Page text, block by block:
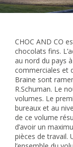
CHOC AND CO
chocolats fins.
au nord du pays
commerciales et
Braine sont
R.Schuman. Le
volumes. Le
bureaux et au
de ce volume
d’avoir un
pièces de travail.